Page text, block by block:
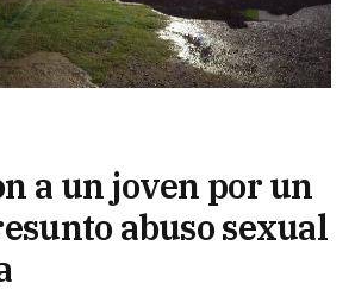
a un joven por un
abuso sexual